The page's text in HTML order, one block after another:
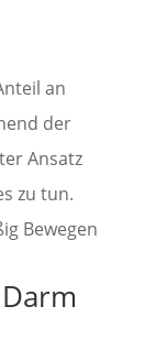
an
der
Ansatz
zu tun.
Bewegen